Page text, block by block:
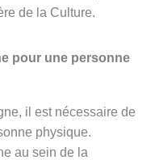
de la Culture.
pour une personne
il est nécessaire de
physique.
au sein de la